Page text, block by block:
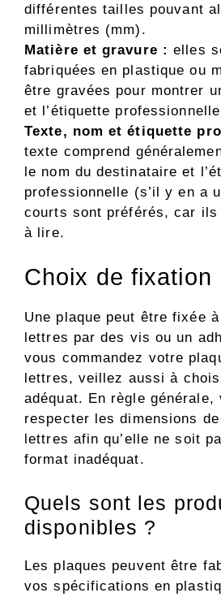
différentes tailles pouvant
millimètres (mm).
Matière et gravure : elles
fabriquées en plastique ou
être gravées pour montrer
et l’étiquette
Texte, nom et étiquette
texte comprend
le nom du destinataire et
professionnelle (s’il y en a
courts sont préférés, car
à lire.
Choix de fixation
Une plaque peut être fixée
lettres par des vis ou un
vous commandez votre
lettres, veillez aussi à
adéquat. En règle générale,
respecter les dimensions
lettres afin qu’elle ne soit
format inadéquat.
Quels sont les
disponibles ?
Les plaques peuvent être
vos spécifications en